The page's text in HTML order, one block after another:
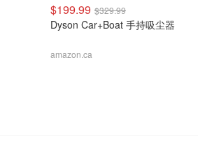
$199.99 $329.99
Dyson Car+Boat 手持吸尘器
amazon.ca